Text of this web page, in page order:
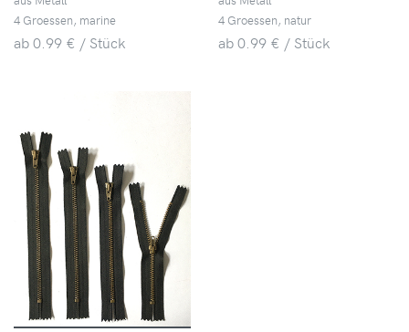
4 Groessen, marine
ab 0.99 € / Stück
4 Groessen, natur
ab 0.99 € / Stück